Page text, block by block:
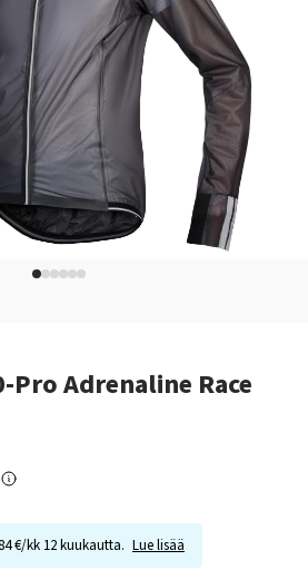
Pro Adrenaline Race
€/kk 12 kuukautta. Lue lisää